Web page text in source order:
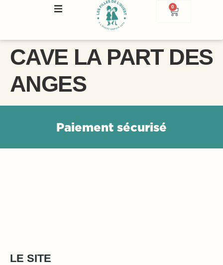
0
CAVE LA PART DES
ANGES
Paiement sécurisé
LE SITE